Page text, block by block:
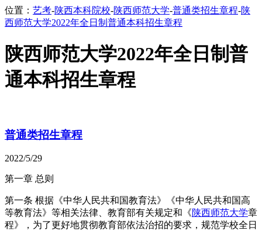
位置： 艺考-陕西本科院校-陕西师范大学-普通类招生章程-陕
西师范大学2022年全日制普通本科招生章程
陕西师范大学2022年全日制普
通本科招生章程
普通类招生章程
2022/5/29
第一章 总则
第一条 根据《中华人民共和国教育法》《中华人民共和国高
等教育法》等相关法律、教育部有关规定和《陕西师范大学章
程》，为了更好地贯彻教育部依法治招的要求，规范学校全日